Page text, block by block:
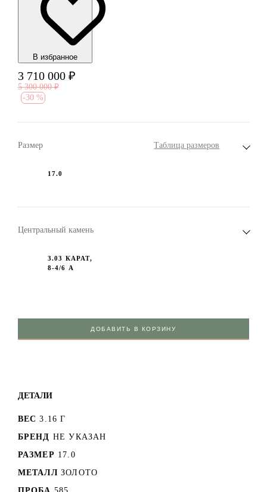
В избранноe
3 710 000 ₽
5 300 000 ₽
-30 %
Размер Таблица размеров
17.0
Центральный камень
3.03 КАРАТ,
8-4/6 А
ДОБАВИТЬ В КОРЗИНУ
ДЕТАЛИ
ВЕС 3.16 Г
БРЕНД НЕ УКАЗАН
РАЗМЕР 17.0
МЕТАЛЛ ЗОЛОТО